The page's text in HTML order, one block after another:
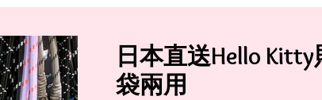
日本直送Hello
袋兩用